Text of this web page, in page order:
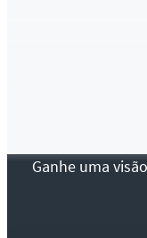
Ganhe uma